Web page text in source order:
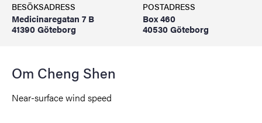
BESÖKSADRESS
Medicinaregatan 7 B
41390 Göteborg
POSTADRESS
Box 460
40530 Göteborg
Om Cheng Shen
Near-surface wind speed